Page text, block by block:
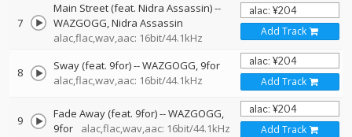
7
Main Street (feat. Nidra Assassin)--
WAZGOGG Nidra Assassin
alac,flac,wav,aac: 16bit/44.1kHz
Add Track
8 Sway (feat. 9for)--WAZGOGG 9for
alac,flac,wav,aac: 16bit/44.1kHz
Add Track
9 Fade Away (feat. 9for)--WAZGOGG
9for
alac,flac,wav,aac: 16bit/44.1kHz Add Track